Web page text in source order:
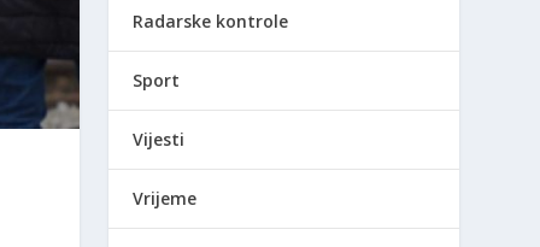
Radarske kontrole
Sport
Vijesti
Vrijeme